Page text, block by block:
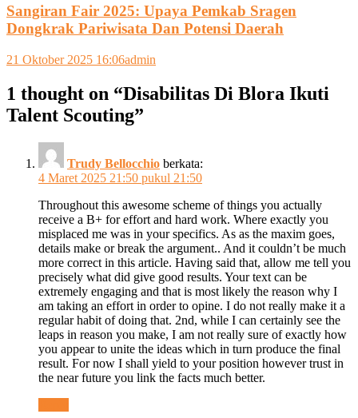
Sangiran Fair 2025: Upaya Pemkab Sragen
Dongkrak Pariwisata Dan Potensi Daerah
21 Oktober 2025 16:06admin
1 thought on “Disabilitas Di Blora Ikuti
Talent Scouting”
Trudy Bellocchio berkata:
4 Maret 2025 21:50 pukul 21:50
Throughout this awesome scheme of things you actually
receive a B+ for effort and hard work. Where exactly you
misplaced me was in your specifics. As as the maxim goes,
details make or break the argument.. And it couldn’t be much
more correct in this article. Having said that, allow me tell you
precisely what did give good results. Your text can be
extremely engaging and that is most likely the reason why I
am taking an effort in order to opine. I do not really make it a
regular habit of doing that. 2nd, while I can certainly see the
leaps in reason you make, I am not really sure of exactly how
you appear to unite the ideas which in turn produce the final
result. For now I shall yield to your position however trust in
the near future you link the facts much better.